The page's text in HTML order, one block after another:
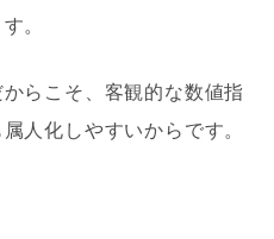
。
らこそ、客観的な数値指
人化しやすいからです。